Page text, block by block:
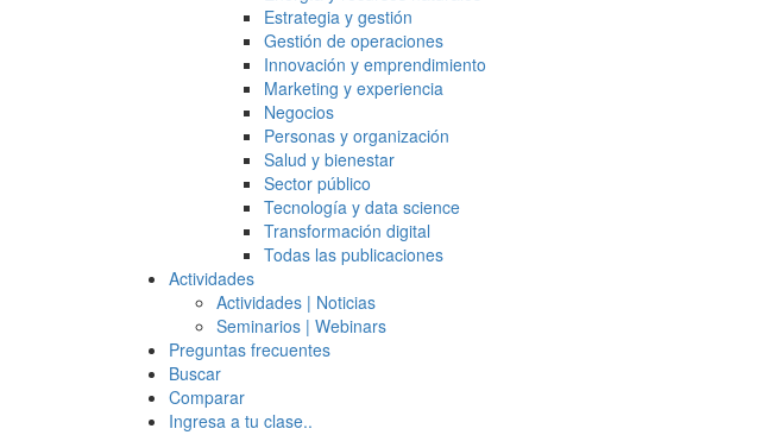
Estrategia y gestión
Gestión de operaciones
Innovación y emprendimiento
Marketing y experiencia
Negocios
Personas y organización
Salud y bienestar
Sector público
Tecnología y data science
Transformación digital
Todas las publicaciones
Actividades
Actividades | Noticias
Seminarios | Webinars
Preguntas frecuentes
Buscar
Comparar
Ingresa a tu clase..